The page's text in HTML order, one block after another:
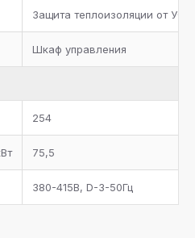
термостатом,
предохранительным
клапан на
каждый компрессор
конденсации на
всасывания каждого
Защита теплоизоляции от УФ
Шкаф управления
254
75,5
380-415В, D-3-50Гц